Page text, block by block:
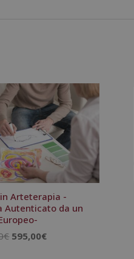
Arteterapia -
Autenticato da un
€ Il
595,00€Il